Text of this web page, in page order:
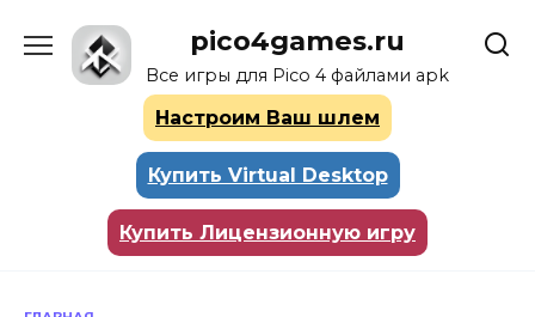
содержанию
pico4games.ru
Все игры для Pico 4 файлами apk
Настроим Ваш шлем
Купить Virtual Desktop
Купить Лицензионную игру